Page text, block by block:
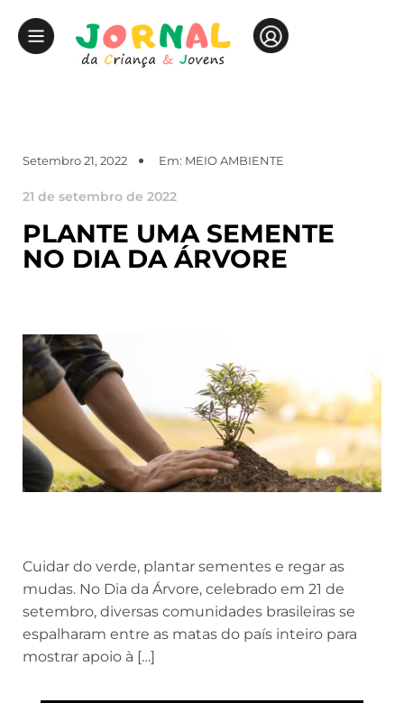
Setembro 21, 2022 Em: MEIO AMBIENTE
21 de setembro de 2022
PLANTE UMA SEMENTE
NO DIA DA ÁRVORE
Cuidar do verde, plantar sementes e regar as
mudas. No Dia da Árvore, celebrado em 21 de
setembro, diversas comunidades brasileiras se
espalharam entre as matas do país inteiro para
mostrar apoio à […]